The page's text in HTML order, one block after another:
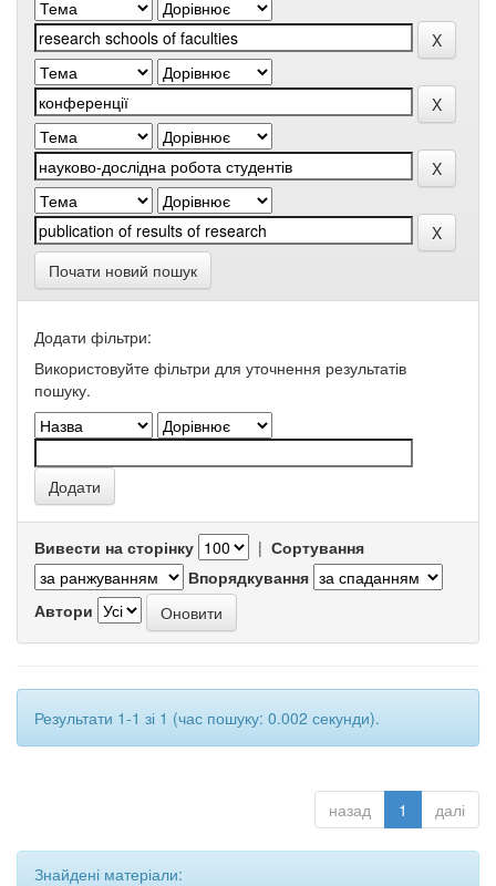
Почати новий пошук
Додати фільтри:
Використовуйте фільтри для уточнення результатів
пошуку.
Вивести на сторінку | Сортування
Впорядкування
Автори
Результати 1-1 зі 1 (час пошуку: 0.002 секунди).
назад 1 далі
Знайдені матеріали: